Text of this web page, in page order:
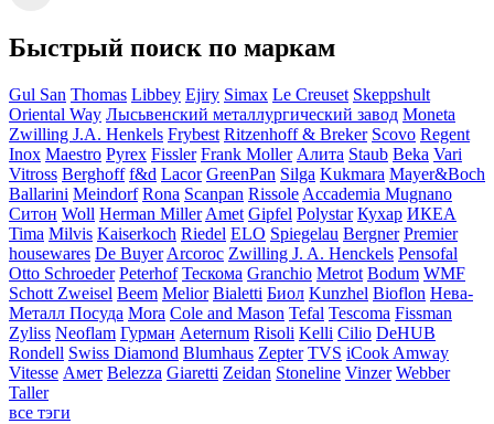
Быстрый поиск по маркам
Gul San Thomas Libbey Ejiry Simax Le Creuset Skeppshult
Oriental Way Лысьвенский металлургический завод Moneta
Zwilling J.A. Henkels Frybest Ritzenhoff & Breker Scovo Regent
Inox Maestro Pyrex Fissler Frank Moller Алита Staub Beka Vari
Vitross Berghoff f&d Lacor GreenPan Silga Kukmara Mayer&Boch
Ballarini Meindorf Rona Scanpan Rissole Accademia Mugnano
Ситон Woll Herman Miller Amet Gipfel Polystar Кухар ИКЕА
Tima Milvis Kaiserkoch Riedel ELO Spiegelau Bergner Premier
housewares De Buyer Arcoroc Zwilling J. A. Henckels Pensofal
Otto Schroeder Peterhof Тескома Granchio Metrot Bodum WMF
Schott Zweisel Beem Melior Bialetti Биол Kunzhel Bioflon Нева-
Металл Посуда Mora Cole and Mason Tefal Tescoma Fissman
Zyliss Neoflam Гурман Aeternum Risoli Kelli Cilio DeHUB
Rondell Swiss Diamond Blumhaus Zepter TVS iCook Amway
Vitesse Амет Belezza Giaretti Zeidan Stoneline Vinzer Webber
Taller
все тэги